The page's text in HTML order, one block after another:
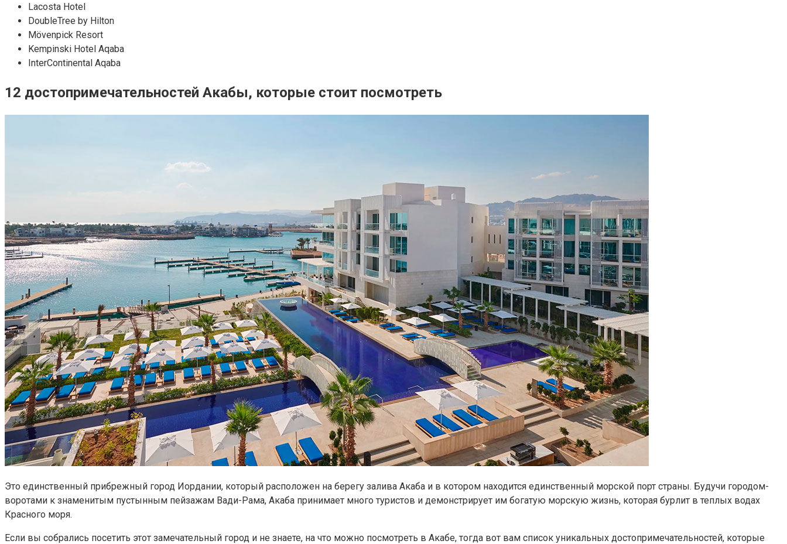
Lacosta Hotel
DoubleTree by Hilton
Mövenpick Resort
Kempinski Hotel Aqaba
InterContinental Aqaba
12 достопримечательностей Акабы, которые стоит посмотреть
Это единственный прибрежный город Иордании, который расположен на берегу залива Акаба и в котором находится единственный морской порт страны. Будучи городом-
воротами к знаменитым пустынным пейзажам Вади-Рама, Акаба принимает много туристов и демонстрирует им богатую морскую жизнь, которая бурлит в теплых водах
Красного моря.
Если вы собрались посетить этот замечательный город и не знаете, на что можно посмотреть в Акабе, тогда вот вам список уникальных достопримечательностей, которые